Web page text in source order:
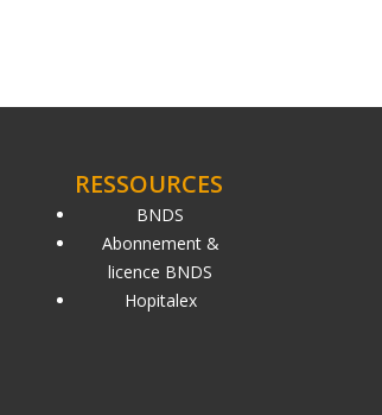
RESSOURCES
BNDS
Abonnement &
licence BNDS
Hopitalex